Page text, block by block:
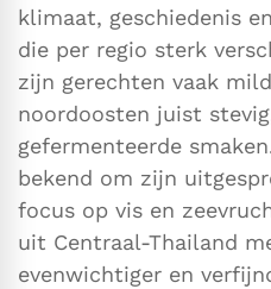
klimaat, geschiedenis
die per regio sterk
zijn gerechten vaak
noordoosten juist
gefermenteerde
bekend om zijn
focus op vis en
uit Centraal-Thailand
evenwichtiger en